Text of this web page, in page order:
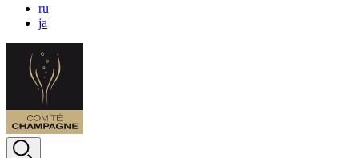
ru
ja